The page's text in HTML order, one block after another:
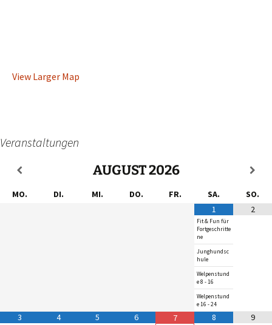
View Larger Map
Veranstaltungen
AUGUST2026
MO. DI. MI. DO. FR. SA.
SO.
1
Fit & Fun für
Fortgeschritte
ne
Junghundsc
hule
Welpenstund
e 8 - 16
Welpenstund
e 16 - 24
2
3 4 5 6 7 8 9